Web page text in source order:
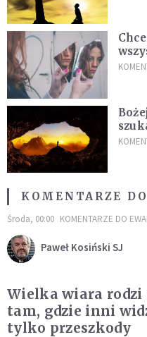
w
KOMENTARZE
Środa, 00:00 KOMENTARZE DO
Paweł Kosiński SJ
Wielka wiara rodzi
tam, gdzie inni
tylko przeszkody